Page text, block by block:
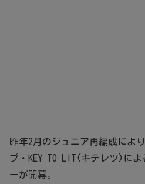
昨年2月のジュニア再編成によ
プ・KEY TO LIT(キテレツ)に
ーが開幕。